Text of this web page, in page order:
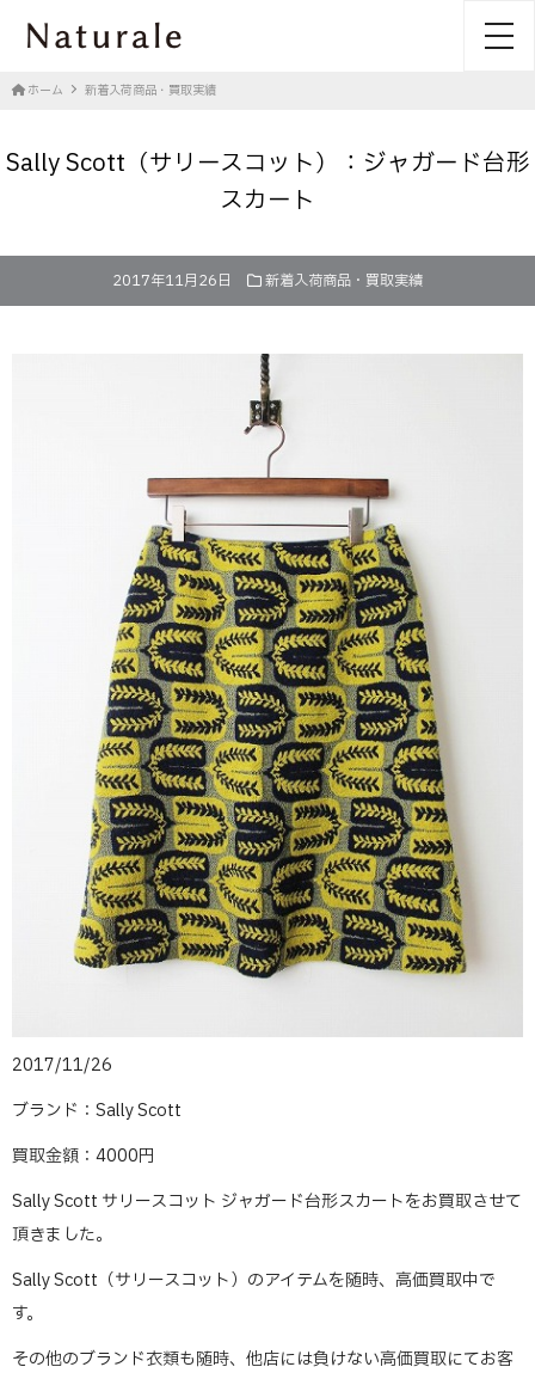
ホーム 新着入荷商品・買取実績
Sally Scott（サリースコット）：ジャガード台形
スカート
2017年11月26日 新着入荷商品・買取実績
2017/11/26
ブランド：Sally Scott
買取金額：4000円
Sally Scott サリースコット ジャガード台形スカートをお買取させて
頂きました。
Sally Scott（サリースコット）のアイテムを随時、高価買取中で
す。
その他のブランド衣類も随時、他店には負けない高価買取にてお客